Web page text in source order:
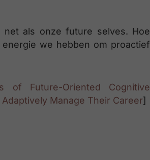
net als onze future selves. Hoe
we hebben om proactief
of Future-Oriented Cognitive
Manage Their Career]